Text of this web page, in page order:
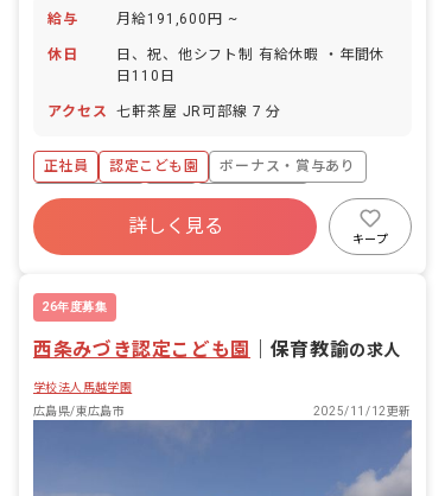
給与 月給191,600円 ~
休日
日、祝、他シフト制 有給休暇 ・年間休
日110日
アクセス 七軒茶屋 JR可部線 7 分
正社員 認定こども園
ボーナス・賞与あり
社会保険完備
有給
福利厚生充実
残業少なめ
昇給昇進あり
詳しく見る
キープ
26年度募集
西条みづき認定こども園 保育教諭の求人
学校法人馬越学園
広島県/東広島市
2025/11/12更新